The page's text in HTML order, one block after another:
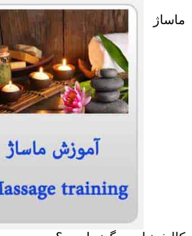
ماساژ